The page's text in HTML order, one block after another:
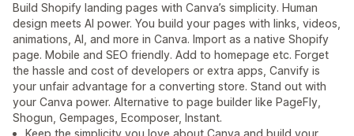
Build Shopify landing pages with Canva’s simplicity. Human
design meets AI power. You build your pages with links, videos,
animations, AI, and more in Canva. Import as a native Shopify
page. Mobile and SEO friendly. Add to homepage etc. Forget
the hassle and cost of developers or extra apps, Canvify is
your unfair advantage for a converting store. Stand out with
your Canva power. Alternative to page builder like PageFly,
Shogun, Gempages, Ecomposer, Instant.